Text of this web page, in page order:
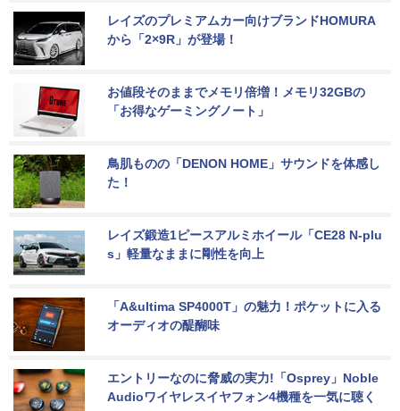
レイズのプレミアムカー向けブランドHOMURA
から「2×9R」が登場！
お値段そのままでメモリ倍増！メモリ32GBの
「お得なゲーミングノート」
鳥肌ものの「DENON HOME」サウンドを体感し
た！
レイズ鍛造1ピースアルミホイール「CE28 N-plu
s」軽量なままに剛性を向上
「A&ultima SP4000T」の魅力！ポケットに入る
オーディオの醍醐味
エントリーなのに脅威の実力!「Osprey」Noble
Audioワイヤレスイヤフォン4機種を一気に聴く